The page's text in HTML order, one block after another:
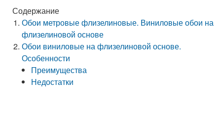
Содержание
Обои метровые флизелиновые. Виниловые обои на
флизелиновой основе
Обои виниловые на флизелиновой основе.
Особенности
Преимущества
Недостатки